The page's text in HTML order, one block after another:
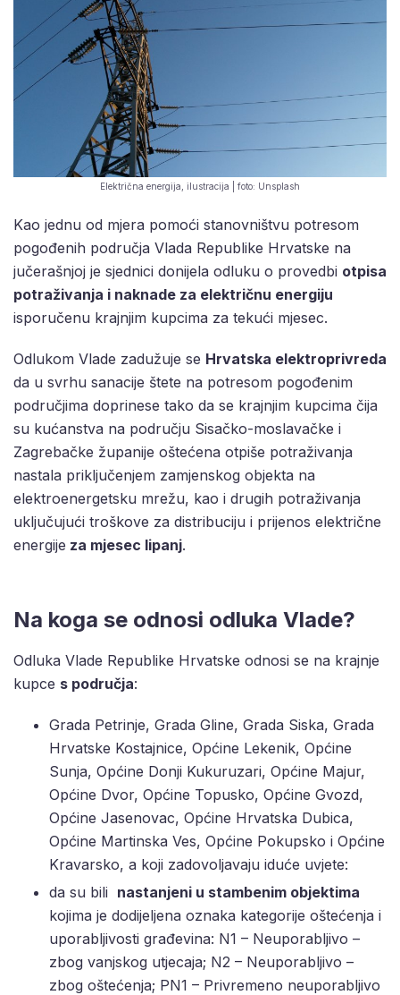
Električna energija, ilustracija | foto: Unsplash
Kao jednu od mjera pomoći stanovništvu potresom
pogođenih područja Vlada Republike Hrvatske na
jučerašnjoj je sjednici donijela odluku o provedbi otpisa
potraživanja i naknade za električnu energiju
isporučenu krajnjim kupcima za tekući mjesec.
Odlukom Vlade zadužuje se Hrvatska elektroprivreda
da u svrhu sanacije štete na potresom pogođenim
područjima doprinese tako da se krajnjim kupcima čija
su kućanstva na području Sisačko-moslavačke i
Zagrebačke županije oštećena otpiše potraživanja
nastala priključenjem zamjenskog objekta na
elektroenergetsku mrežu, kao i drugih potraživanja
uključujući troškove za distribuciju i prijenos električne
energije za mjesec lipanj.
Na koga se odnosi odluka Vlade?
Odluka Vlade Republike Hrvatske odnosi se na krajnje
kupce s područja:
Grada Petrinje, Grada Gline, Grada Siska, Grada
Hrvatske Kostajnice, Općine Lekenik, Općine
Sunja, Općine Donji Kukuruzari, Općine Majur,
Općine Dvor, Općine Topusko, Općine Gvozd,
Općine Jasenovac, Općine Hrvatska Dubica,
Općine Martinska Ves, Općine Pokupsko i Općine
Kravarsko, a koji zadovoljavaju iduće uvjete:
da su bili nastanjeni u stambenim objektima
kojima je dodijeljena oznaka kategorije oštećenja i
uporabljivosti građevina: N1 – Neuporabljivo –
zbog vanjskog utjecaja; N2 – Neuporabljivo –
zbog oštećenja; PN1 – Privremeno neuporabljivo